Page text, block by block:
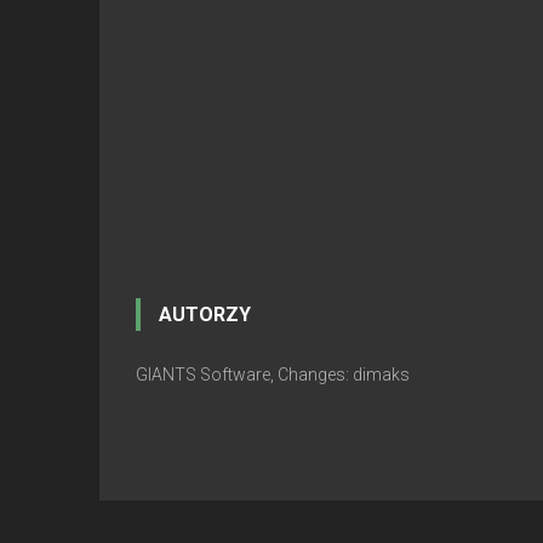
AUTORZY
GIANTS Software, Changes: dimaks